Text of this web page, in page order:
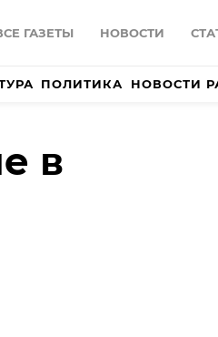
ГАЗЕТЫ НОВОСТИ
ПОЛИТИКА НОВОСТИ
в